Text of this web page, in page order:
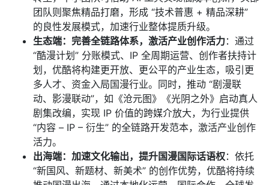
团队则聚焦精品打磨，形成 “技术普惠 + 精品深耕”
的良性发展模式，加速行业整体提质升级。
生态端：完善全链路体系，激活产业创作活力：通过
“酷漫计划” 分账模式、IP 全周期运营、创作者扶持计
划，优酷将构建更开放、更公平的产业生态，吸引更
多人才、资金入局国漫行业。同时，推动 “剧漫联
动、影漫联动”，如《沧元图》《光阴之外》启动真人
剧集改编，实现 IP 价值的跨媒介放大，为行业提供
“内容 – IP – 衍生” 的全链路开发范本，激活产业创作
活力。
出海端：加速文化输出，提升国漫国际话语权：依托
“新国风、新题材、新美术” 的创作优势，优酷将持续